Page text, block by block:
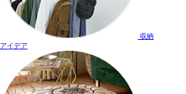
収納
アイデア